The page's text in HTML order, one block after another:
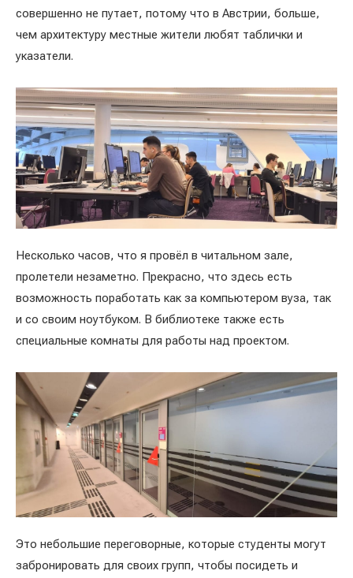
совершенно не путает, потому что в Австрии, больше,
чем архитектуру местные жители любят таблички и
указатели.
Несколько часов, что я провёл в читальном зале,
пролетели незаметно. Прекрасно, что здесь есть
возможность поработать как за компьютером вуза, так
и со своим ноутбуком. В библиотеке также есть
специальные комнаты для работы над проектом.
Это небольшие переговорные, которые студенты могут
забронировать для своих групп, чтобы посидеть и